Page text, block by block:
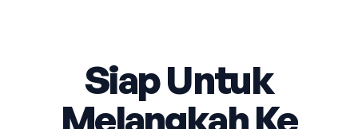
Siap Untuk
Melangkah Ke